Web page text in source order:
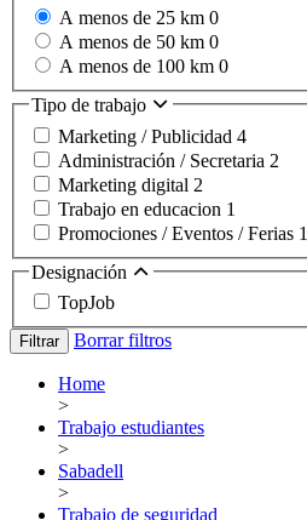
A menos de 25 km 0
A menos de 50 km 0
A menos de 100 km 0
Tipo de trabajo
Marketing / Publicidad 4
Administración / Secretaria 2
Marketing digital 2
Trabajo en educacion 1
Promociones / Eventos / Ferias 1
Designación
TopJob
Filtrar Borrar filtros
Home
>
Trabajo estudiantes
>
Sabadell
>
Trabajo de seguridad